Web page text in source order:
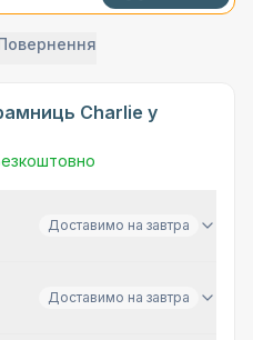
Charlie у
Доставимо на завтра
Доставимо на завтра